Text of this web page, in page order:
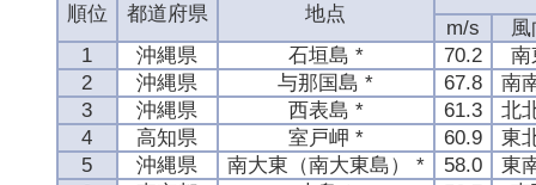
順位 都道府県 地点
m/s
風
1
沖縄県 石垣島 * 70.2
南
2
沖縄県 与那国島 * 67.8
南
3
沖縄県 西表島 * 61.3
北
4
高知県 室戸岬 * 60.9
東
5
沖縄県 南大東（南大東島） * 58.0
東